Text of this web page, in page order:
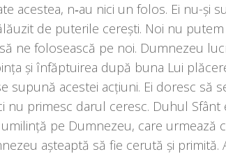
aces­tea, n‑au nici un folos. Ei nu-și
de pute­ri­le cerești. Noi nu
ne folo­seas­că pe noi. Dumnezeu
și înfăp­tu­i­rea după buna Lui
supu­nă aces­tei acțiuni. Ei doresc să
nu pri­mesc darul ceresc. Duhul Sfânt
pe Dumnezeu, care urmea­ză
așteap­tă să fie ceru­tă și